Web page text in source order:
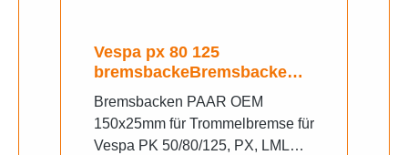
Vespa px 80 125
bremsbackeBremsbacke
OEM 150x25mm für
Trommelbremse für Vespa
PK 50/80/125, PX, LML
Bremsbacken PAAR OEM
150x25mm für Trommelbremse für
Vespa PK 50/80/125, PX, LML